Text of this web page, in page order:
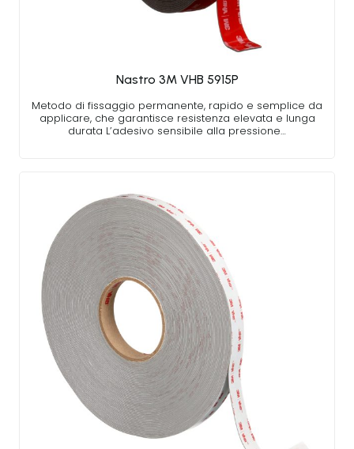
Nastro 3M VHB 5915P
Metodo di fissaggio permanente, rapido e semplice da
applicare, che garantisce resistenza elevata e lunga
durata L’adesivo sensibile alla pressione…